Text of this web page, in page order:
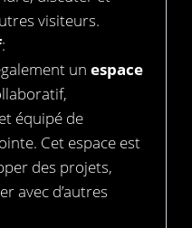
visiteurs.
:
un espace
équipé de
Cet espace est
des projets,
avec d’autres